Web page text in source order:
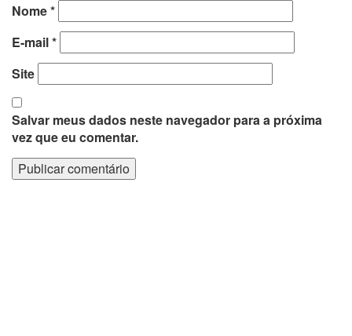
Nome*
E-mail*
Site
Salvar meus dados neste navegador para a próxima
vez que eu comentar.